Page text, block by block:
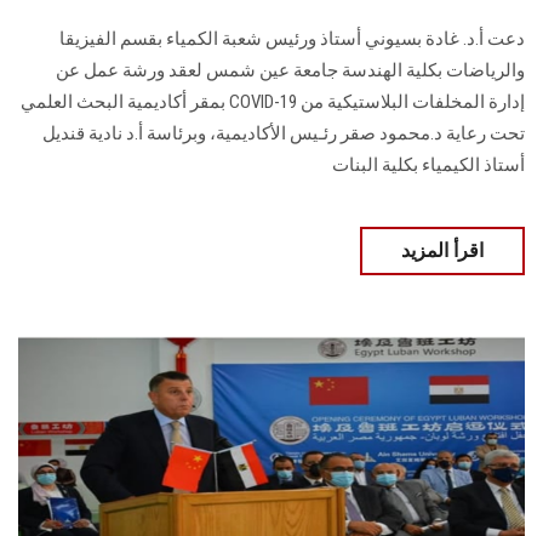
دعت أ.د. غادة بسيوني أستاذ ورئيس شعبة الكمياء بقسم الفيزيقا
والرياضات بكلية الهندسة جامعة عين شمس لعقد ورشة عمل عن
إدارة المخلفات البلاستيكية من COVID-19 بمقر أكاديمية البحث العلمي
تحت رعاية د.محمود صقر رئـيس الأكاديمية، وبرئاسة أ.د نادية قنديل
أستاذ الكيمياء بكلية البنات
اقرأ المزيد